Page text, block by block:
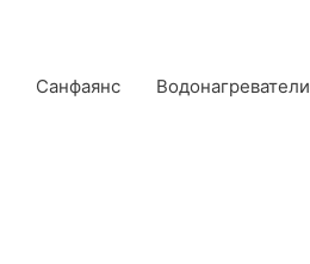
Санфаянс Водонагреватели